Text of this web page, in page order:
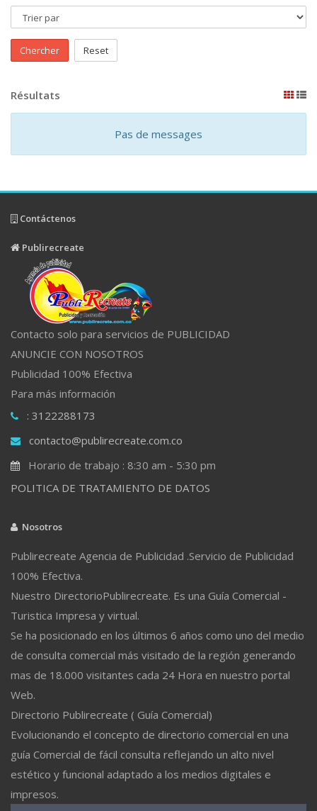
Chercher Reset
Résultats
Pas de messages
Contáctenos
Publirecreate
Contacto solo para servicios de PUBLICIDAD
ANUNCIE CON NOSOTROS
Publicidad 100% Efectiva
Para más información
: 3122288173
contacto@publirecreate.com.co
Horario de trabajo : 8:30 am - 5:30 pm
POLITICA DE TRATAMIENTO DE DATOS
Nosotros
Publirecreate Agencia de Publicidad .Servicio de Publicidad
100% Efectiva.
Nuestro DirectorioPublirecreate. Es una Guía Comercial -
Turistica Impresa y virtual.
Se ha posicionado en los últimos 6 años como uno del medio
de consulta comercial más visitado de la región generando
mas de 18.000 visitantes cada 24 Hora en nuestro portal
Web.
Directorio Publirecreate ( Guía Comercial)
Evolucionando el concepto de directorio comercial en una
guía Comercial de fácil consulta reflejando un alto nivel
estético y funcional adaptado a los medios digitales e
impresos.